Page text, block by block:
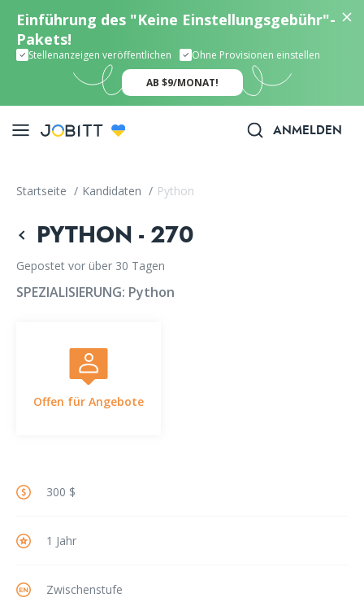
Einführung des "Keine Einstellungsgebühr"-
Pakets!
Stellenanzeigen veröffentlichen Ohne Provisionen einstellen
AB $9/MONAT!
ANMELDEN
Startseite / Kandidaten / Python
PYTHON - 270
Gepostet vor über 30 Tagen
SPEZIALISIERUNG: Python
Offen für Angebote
300 $
1 Jahr
Zwischenstufe